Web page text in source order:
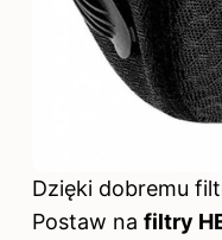
Dzięki dobremu
Postaw na filtry